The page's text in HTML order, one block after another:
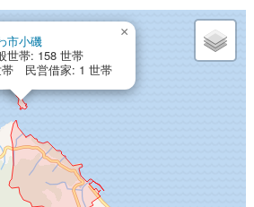
市小磯
世帯: 158 世帯
帯 民営借家: 1 世帯
×